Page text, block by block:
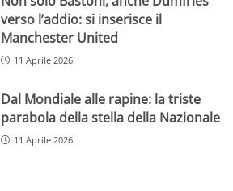
verso l’addio: si inserisce il
Manchester United
11 Aprile 2026
Dal Mondiale alle rapine: la triste
parabola della stella della Nazionale
11 Aprile 2026